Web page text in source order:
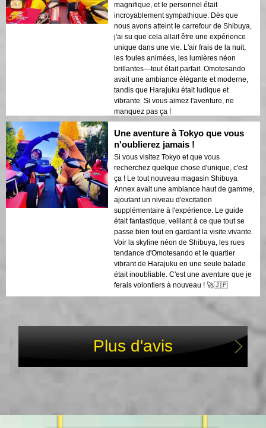
magnifique, et le personnel était
incroyablement sympathique. Dès que
nous avons atteint le carrefour de Shibuya,
j'ai su que cela allait être une expérience
unique dans une vie. L'air frais de la nuit,
les foules animées, les lumières néon
brillantes—tout était parfait. Omotesando
avait une ambiance élégante et moderne,
tandis que Harajuku était ludique et
vibrante. Si vous aimez l'aventure, ne
manquez pas ça !
Une aventure à Tokyo que vous
n'oublierez jamais !
Si vous visitez Tokyo et que vous
recherchez quelque chose d'unique, c'est
ça ! Le tout nouveau magasin Shibuya
Annex avait une ambiance haut de gamme,
ajoutant un niveau d'excitation
supplémentaire à l'expérience. Le guide
était fantastique, veillant à ce que tout se
passe bien tout en gardant la visite vivante.
Voir la skyline néon de Shibuya, les rues
tendance d'Omotesando et le quartier
vibrant de Harajuku en une seule balade
était inoubliable. C'est une aventure que je
ferais volontiers à nouveau ! 🚀🇯🇵
Plus d'avis